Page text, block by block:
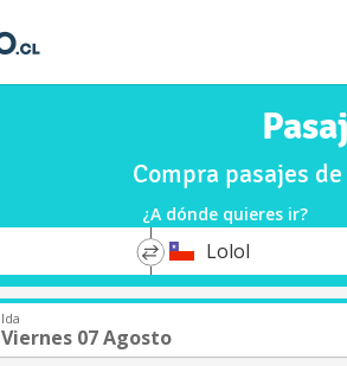
Compra pasajes
¿A dónde quieres ir?
*
DestinoLolol
Ida
Viernes 07 Agosto